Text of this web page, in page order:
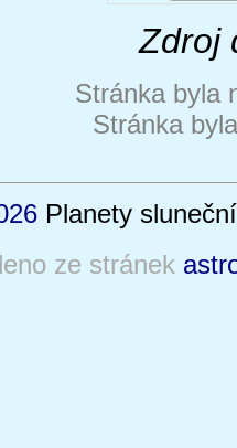
Zdroj
Stránka byla
Stránka
Planety
ze stránek